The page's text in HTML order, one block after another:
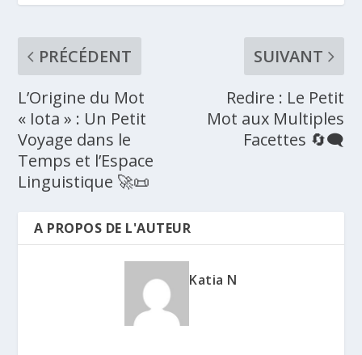
PRÉCÉDENT
L’Origine du Mot
« Iota » : Un Petit
Voyage dans le
Temps et l’Espace
Linguistique 🚀📜
SUIVANT
Redire : Le Petit
Mot aux Multiples
Facettes 🔄🗨️
A PROPOS DE L'AUTEUR
Katia N